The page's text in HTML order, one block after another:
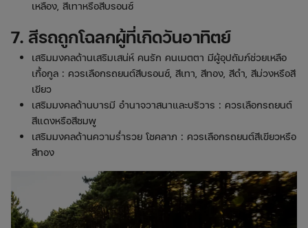
เหลือง, สีเทาหรือสีบรอนซ์
7. สีรถถูกโฉลกผู้ที่เกิดวันอาทิตย์
เสริมมงคลด้านเสริมเสน่ห์ คนรัก คนเมตตา มีผู้อุปถัมภ์ช่วยเหลือ
เกื้อกูล : ควรเลือกรถยนต์สีบรอนซ์, สีเทา, สีทอง, สีดำ, สีม่วงหรือสี
เขียว
เสริมมงคลด้านบารมี อำนาจวาสนาและบริวาร : ควรเลือกรถยนต์
สีแดงหรือสีชมพู
เสริมมงคลด้านความร่ำรวย โชคลาภ : ควรเลือกรถยนต์สีเขียวหรือ
สีทอง